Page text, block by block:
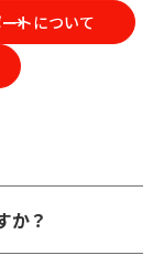
トについて
か？